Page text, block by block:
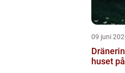
09 juni
huset